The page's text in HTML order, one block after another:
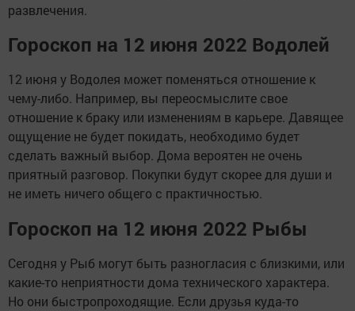
развлечения.
Гороскоп на 12 июня 2022 Водолей
12 июня у Водолея может поменяться отношение к
чему-либо. Например, вы переосмыслите свое
отношение к браку или изменениям в карьере. Давящее
ощущение не будет покидать, необходимо будет
сделать важный выбор. Дома вероятен не очень
приятный разговор. Покупки будут скорее для души и
не иметь ничего общего с практичностью.
Гороскоп на 12 июня 2022 Рыбы
Сегодня у Рыб могут быть разногласия с близкими, или
какие-то неприятности дома технического характера.
Но они быстропроходящие. Если друзья куда-то